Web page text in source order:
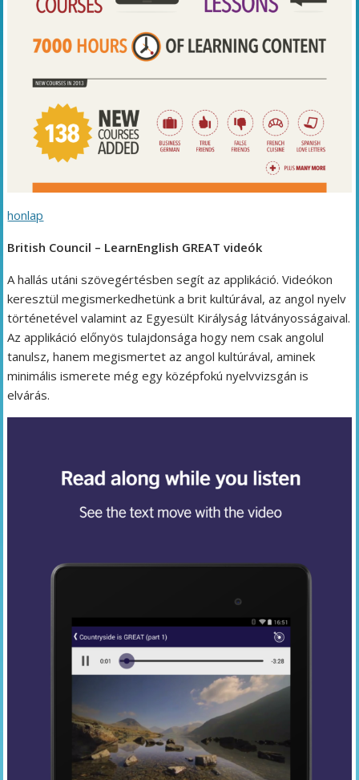
honlap
British Council – LearnEnglish GREAT videók
A hallás utáni szövegértésben segít az applikáció. Videókon
keresztül megismerkedhetünk a brit kultúrával, az angol nyelv
történetével valamint az Egyesült Királyság látványosságaival.
Az applikáció előnyös tulajdonsága hogy nem csak angolul
tanulsz, hanem megismertet az angol kultúrával, aminek
minimális ismerete még egy középfokú nyelvvizsgán is
elvárás.